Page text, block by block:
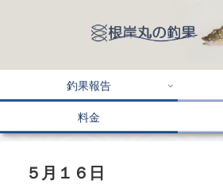
釣果報告
料金
５月１６日